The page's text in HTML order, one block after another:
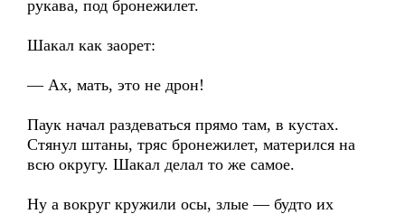
рукава, под бронежилет.
Шакал как заорет:
— Ах, мать, это не дрон!
Паук начал раздеваться прямо там, в кустах.
Стянул штаны, тряс бронежилет, матерился на
всю округу. Шакал делал то же самое.
Ну а вокруг кружили осы, злые — будто их